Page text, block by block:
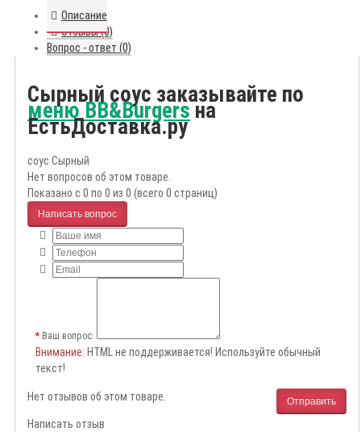
Описание
Отзывы (0)
Вопрос - ответ (0)
Сырный соус заказывайте по
меню BB&Burgersна
ЕстьДоставка.ру
соус Сырный
Нет вопросов об этом товаре.
Показано с 0 по 0 из 0 (всего 0 страниц)
Написать вопрос
Ваш вопрос:
Внимание: HTML не поддерживается! Используйте обычный
текст!
Отправить
Нет отзывов об этом товаре.
Написать отзыв